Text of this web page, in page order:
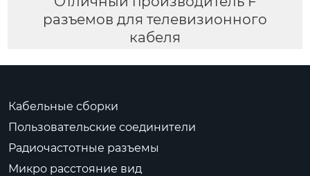
разъемов для телевизионного
кабеля
Кабельные сборки
Пользовательские соединители
Радиочастотные разъемы
Микро расстояние вид